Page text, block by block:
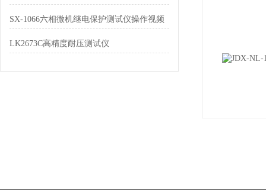
SX-1066六相微机继电保护测试仪操作视频
LK2673C高精度耐压测试仪